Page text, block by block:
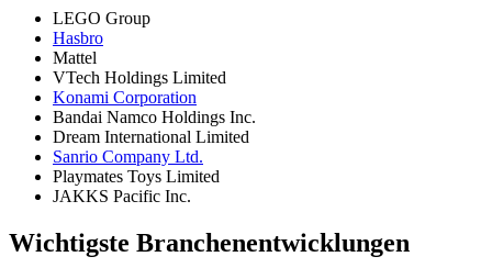
LEGO Group
Hasbro
Mattel
VTech Holdings Limited
Konami Corporation
Bandai Namco Holdings Inc.
Dream International Limited
Sanrio Company Ltd.
Playmates Toys Limited
JAKKS Pacific Inc.
Wichtigste Branchenentwicklungen